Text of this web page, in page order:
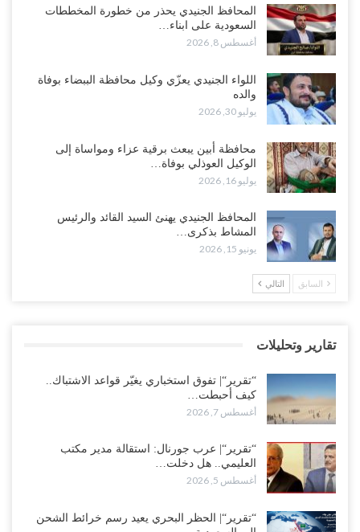
للسعودية بشأن النفط..!
أغسطس 6, 2026
الرئاسي مرحلة التفكك المؤسسي..!
أغسطس 5, 2026
وتعزيزات عسكرية لحماية ترتيبات تصدير النفط..!
أغسطس 5, 2026
وسط معركة سعودية لإسقاط آخر معاقل الزبيدي.. القبائل تستنفر و”درع
الوطن” تبدأ الانتشار..!
أغسطس 5, 2026
خلافات الرواتب تشعل مواجهة داخل معسكر التحالف… والإصلاح يصعّد
السعودية تُصعّد الحصار على اليمنيين.. وقرار بحرمان طلاب الشمال من
تعميد الشهادات يشعل غضباً واسعاً..!
أغسطس 5, 2026
العليمي يشغل خصومه بمعارك التعيينات.. وتحركات موازية للسيطرة على
ملفات المال والنفط..!
أغسطس 5, 2026
النفط تلتف حول أفريقيا وسفن تعلن: “لا توجد شحنة…
المحافظ الجنيدي يحذر من خطورة المخططات
السعودية على ابناء…
أغسطس 8, 2026
اللواء الجنيدي يعزّي وكيل محافظة الببضاء بوفاة
والده
يوليو 30, 2026
محافظة أبين يبعث برقية عزاء ومواساة إلى
الوكيل العوذلي بوفاة…
يوليو 16, 2026
المحافظ الجنيدي يهنئ السيد القائد والرئيس
المشاط بذكرى…
يونيو 15, 2026
السابق التالي
تقارير وتحليلات
“تقرير“| تفوق استخباري يغيّر قواعد الاشتباك..
كيف أحبطت…
أغسطس 7, 2026
“تقرير“| عرب جورنال: استقالة مدير مكتب
العليمي.. هل دخلت…
أغسطس 5, 2026
“تقرير“| الحظر البحري يعيد رسم خرائط الشحن